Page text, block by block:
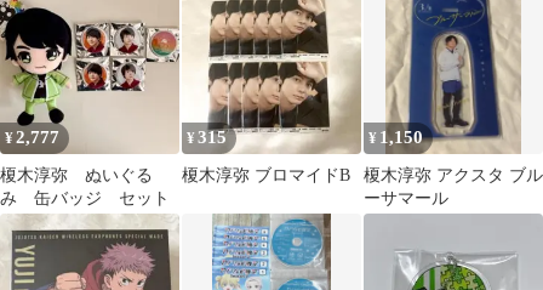
¥2,777
榎木淳弥 ぬいぐる
み 缶バッジ セット
¥315
榎木淳弥 ブロマイドB
¥ 1,150
榎木淳弥 アクスタ ブル
ーサマール